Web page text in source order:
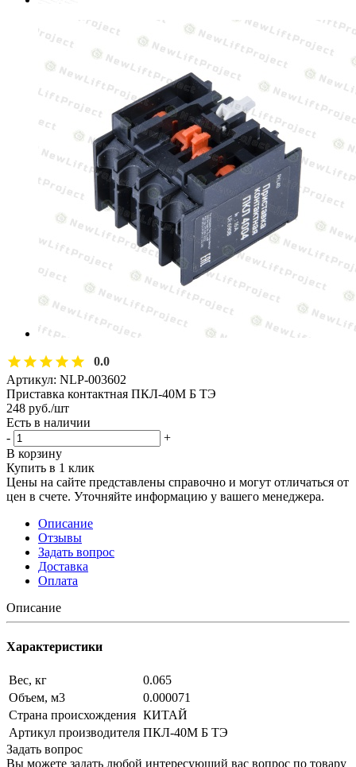
0.0
Артикул: NLP-003602
Приставка контактная ПКЛ-40М Б ТЭ
248 руб./шт
Есть в наличии
-
+
В корзину
Купить в 1 клик
Цены на сайте представлены справочно и могут отличаться от
цен в счете. Уточняйте информацию у вашего менеджера.
Описание
Отзывы
Задать вопрос
Доставка
Оплата
Описание
Характеристики
Вес, кг
0.065
Объем, м3
0.000071
Страна происхождения КИТАЙ
Артикул производителя ПКЛ-40М Б ТЭ
Задать вопрос
Вы можете задать любой интересующий вас вопрос по товару